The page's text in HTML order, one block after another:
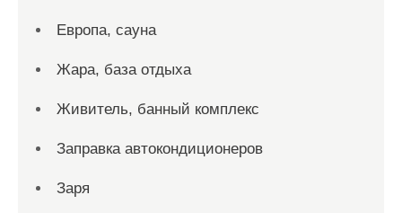
Европа, сауна
Жара, база отдыха
Живитель, банный комплекс
Заправка автокондиционеров
Заря